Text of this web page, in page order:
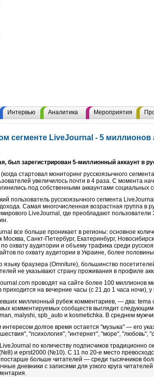
Интервью Аналитика Мероприятия
сегменте LiveJournal - 5 миллионов
был зарегистрирован 5-миллионный аккаунт в
стартовал мониторинг русскоязычного
увеличилось почти в 4 раза. С момента
под собственными аккаунтами социальных
пользователь русскоязычного сегмента
Самая многочисленная возрастная группа в
LiveJournal, где преобладают
все больше проникает в регионы: основное
Москва, Санкт-Петербург, Екатеринбург,
охвату аудитории и объему трафика среди
по охвату аудитории в Украине, более
браузера (Omniture), большинство
не указывают страну проживания в профиле
проводят на сайте более 100 миллионов
приходится на вечерние часы (с 21 до 1 часа ночи),
миллионный рубеж комментариев, — два: tema
комментируемых сообществ выглядит
malyshi, spb_auto и kosmetichka. В среднем
долгое время остается "музыка" — его
"психология", "интернет", "море", "любовь",
по количеству подписчиков
и eprst2000 (№10). С 11 по 20-е место
постарше больше читателей — среди тысячников
дневники с записями для узкого круга